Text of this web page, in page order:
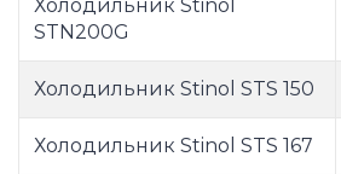
Холодильник Stinol
STN200G
Холодильник Stinol STS 150
Холодильник Stinol STS 167